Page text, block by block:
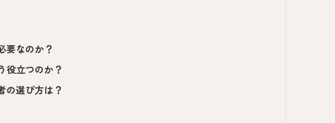
要なのか？
役立つのか？
の選び方は？